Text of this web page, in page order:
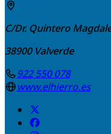
C/Dr. Quintero
38900 Valverde
922 550 078
www.elhierro.es